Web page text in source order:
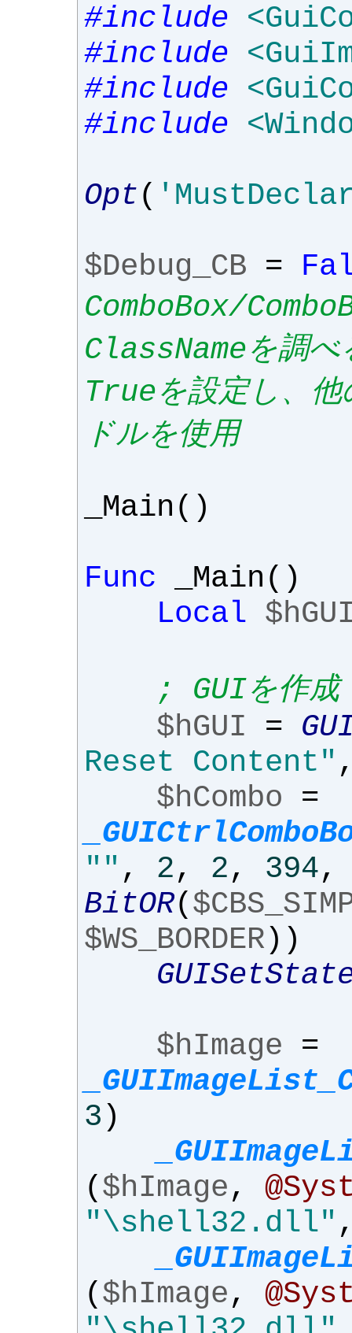
#include
#include
#include
#include
Opt(
$Debug_CB =
ComboBox/
ClassNameを調
Trueを設定し、
ドルを使用
_Main ()
Func _Main ()
Local
; GUIを作成
$hGUI
=
Reset Content"
$hCombo =
"" , 2, 2, 394,
BitOR(
$WS_BORDER))
$hImage =
3 )
($hImage,
"\shell32.dll"
($hImage,